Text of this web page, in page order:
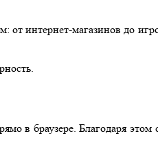
интернет-магазинов до
в браузере. Благодаря